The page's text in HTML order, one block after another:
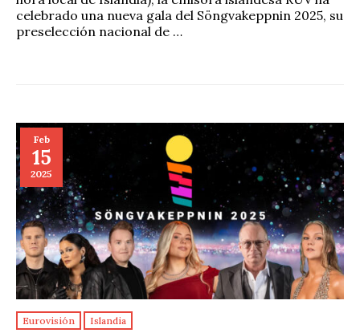
celebrado una nueva gala del Söngvakeppnin 2025, su
preselección nacional de …
Feb
15
2025
Eurovisión Islandia